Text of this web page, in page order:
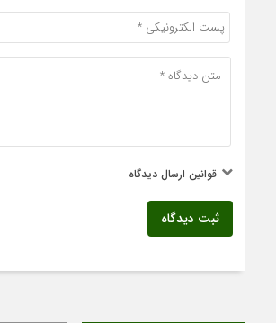
قوانین ارسال دیدگاه
ثبت دیدگاه